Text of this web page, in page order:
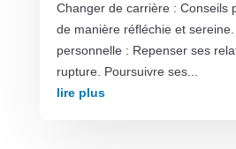
Changer de carrière : Conseils
de manière réfléchie et
personnelle : Repenser ses
rupture. Poursuivre ses...
lire plus